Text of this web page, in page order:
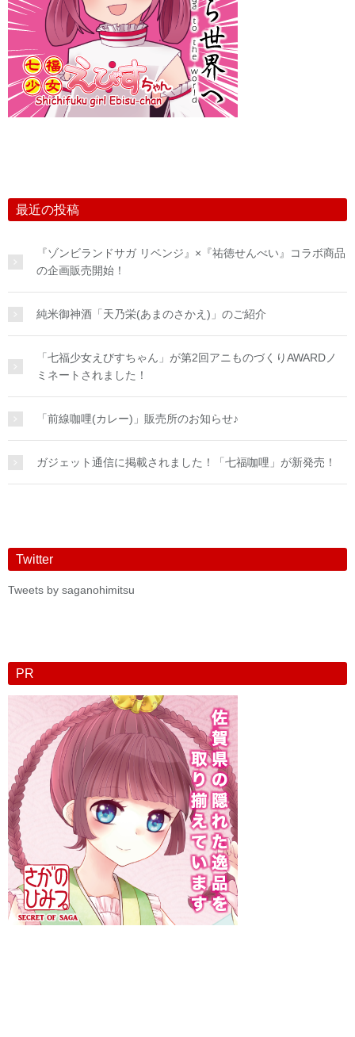
最近の投稿
『ゾンビランドサガ リベンジ』×『祐徳せんべい』コラボ商品
の企画販売開始！
純米御神酒「天乃栄(あまのさかえ)」のご紹介
「七福少女えびすちゃん」が第2回アニものづくりAWARDノ
ミネートされました！
「前線咖哩(カレー)」販売所のお知らせ♪
ガジェット通信に掲載されました！「七福咖哩」が新発売！
Twitter
Tweets by saganohimitsu
PR